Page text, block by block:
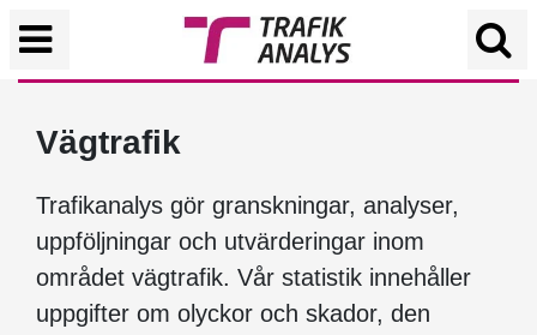
Vägtrafik
Trafikanalys gör granskningar, analyser,
uppföljningar och utvärderingar inom
området vägtrafik. Vår statistik innehåller
uppgifter om olyckor och skador, den